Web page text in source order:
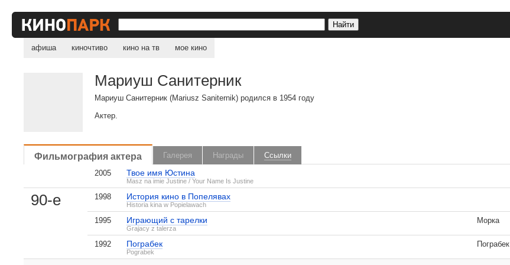
афиша киночтиво кино на тв мое кино
Мариуш Санитерник
Мариуш Санитерник (Mariusz Saniternik) родился в 1954 году
Актер.
Фильмография актера Галерея Награды
Ссылки
2005
Твое имя Юстина
Masz na imie Justine / Your Name Is Justine
90-е 1998 История кино в Попелявах
Historia kina w Popielawach
1995 Играющий с тарелки
Grajacy z talerza
Морка
1992 Пограбек
Pograbek
Пограбек
Мариуш Санитерник на IMDB.com
, поделитесь своим мнением